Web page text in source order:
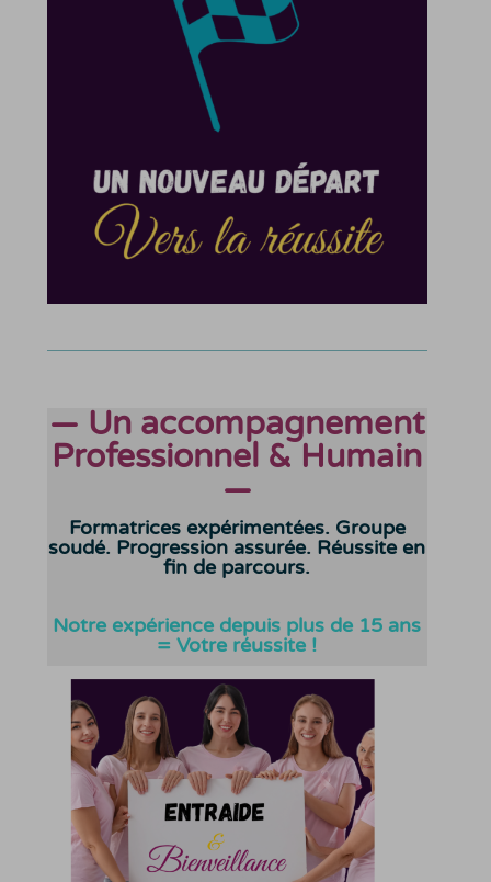
— Un accompagnement
Professionnel & Humain
—
Formatrices expérimentées. Groupe
soudé. Progression assurée. Réussite en
fin de parcours.
Notre expérience depuis plus de 15 ans
= Votre réussite !